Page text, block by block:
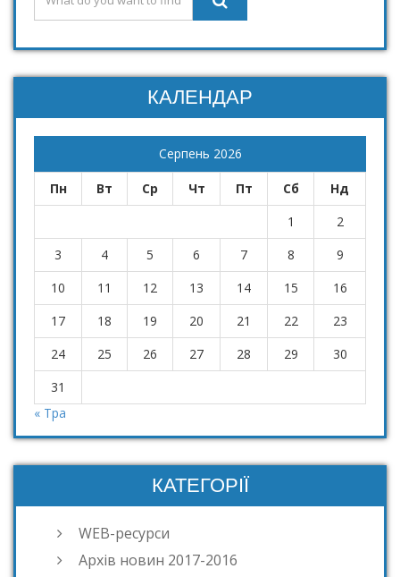
КАЛЕНДАР
Серпень 2026
Пн Вт Ср Чт Пт Сб
Нд
1
2
3
4 5 6 7 8
9
10
11 12 13 14 15
16
17
18 19 20 21 22
23
24
25 26 27 28 29
30
31
« Тра
КАТЕГОРІЇ
WEB-ресурси
Архів новин 2017-2016